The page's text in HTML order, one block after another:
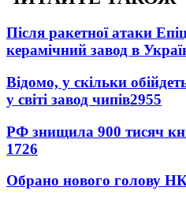
Після ракетної атаки
керамічний завод в
Відомо, у скільки
у світі завод чипів2955
РФ знищила 900 тисяч
1726
Обрано нового голову